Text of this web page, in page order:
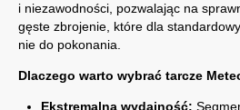
i niezawodności, pozwalając na
gęste zbrojenie, które dla
nie do pokonania.
Dlaczego warto wybrać tarcze
Ekstremalna wydajność: